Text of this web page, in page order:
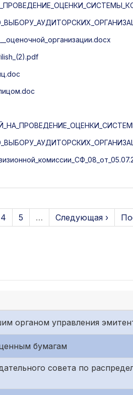
4 5 … Следующая ›
органом управления
бумагам
совета по